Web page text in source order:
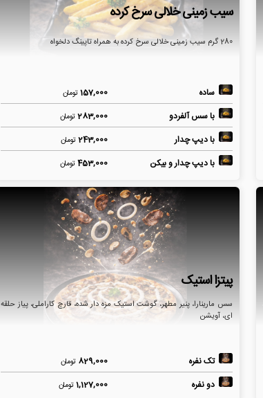
سیب زمینی خلالی سرخ کرده
280 گرم سیب زمینی خلالی سرخ کرده به همراه تاپینگ دلخواه
ساده 157,000تومان
با سس آلفردو 283,000تومان
با دیپ چدار 243,000تومان
با دیپ چدار و بیکن 453,000تومان
پیتزا استیک
سس مارینارا، پنیر مطهر، گوشت استیک مزه دار شده، قارچ کاراملی، پیاز حلقه
ای، آویشن
تک نفره 829,000 تومان
دو نفره 1,127,000تومان